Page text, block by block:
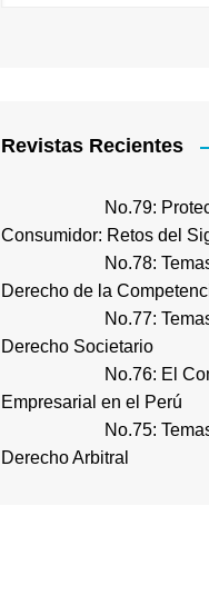
Revistas Recientes
No.79:
Consumidor: Retos del
No.78:
Derecho de la
No.77:
Derecho Societario
No.76: El
Empresarial en el Perú
No.75:
Derecho Arbitral